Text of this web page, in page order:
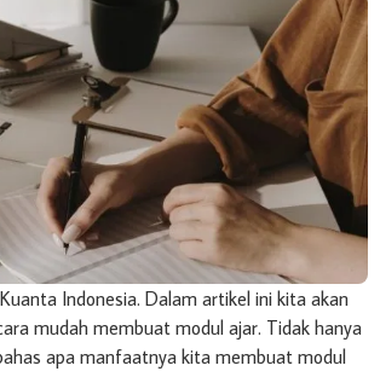
Indonesia. Dalam artikel ini kita akan
mudah membuat modul ajar. Tidak hanya
apa manfaatnya kita membuat modul